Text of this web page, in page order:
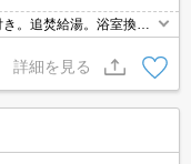
。追焚給湯。浴室換気
額50％、月額2％）。
詳細を見る